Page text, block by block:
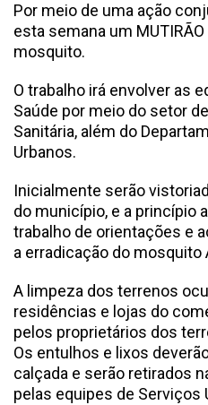
Por meio de uma ação
esta semana um
mosquito.
O trabalho irá envolver as
Saúde por meio do setor
Sanitária, além do
Urbanos.
Inicialmente serão
do município, e a princípio
trabalho de orientações e
a erradicação do mosquito
A limpeza dos terrenos
residências e lojas do
pelos proprietários dos
Os entulhos e lixos
calçada e serão retirados
pelas equipes de Serviços